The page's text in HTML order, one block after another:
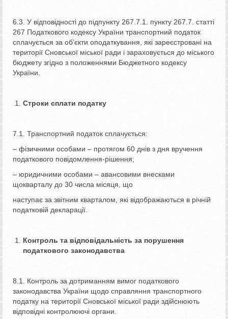
6.3. У відповідності до підпункту 267.7.1. пункту 267.7. статті
267 Податкового кодексу України транспортний податок
сплачується за об’єкти оподаткування, які зареєстровані на
території Сновської міської ради і зараховується до міського
бюджету згідно з положеннями Бюджетного кодексу
України.
Строки сплати податку
7.1. Транспортний податок сплачується:
– фізичними особами – протягом 60 днів з дня вручення
податкового повідомлення-рішення;
– юридичними особами – авансовими внесками
щокварталу до 30 числа місяця, що
наступає за звітним кварталом, які відображаються в річній
податковій декларації.
Контроль та відповідальність за порушення
податкового законодавства
8.1. Контроль за дотриманням вимог податкового
законодавства України щодо справляння транспортного
податку на території Сновської міської ради здійснюють
відповідні контролюючі органи.